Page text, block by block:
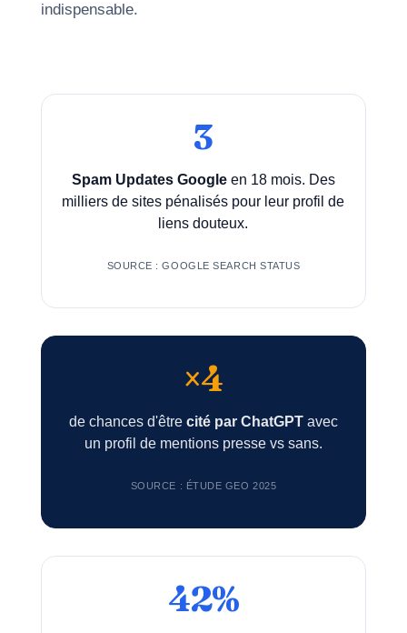
indispensable.
3
Spam Updates Googleen 18 mois. Des
milliers de sites pénalisés pour leur profil de
liens douteux.
SOURCE : GOOGLE SEARCH STATUS
×4
de chances d'être cité par ChatGPTavec
un profil de mentions presse vs sans.
SOURCE : ÉTUDE GEO 2025
42%